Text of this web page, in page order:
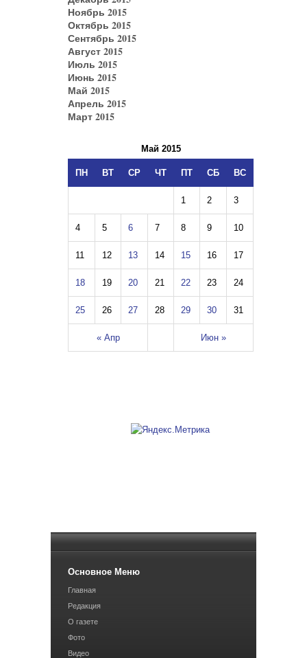
Ноябрь 2015
Октябрь 2015
Сентябрь 2015
Август 2015
Июль 2015
Июнь 2015
Май 2015
Апрель 2015
Март 2015
Май 2015
ПН ВТ СР ЧТ ПТ СБ ВС
« Апр Июн »
1 2 3
4 5 6 7 8 9 10
11 12 13 14 15 16 17
18 19 20 21 22 23 24
25 26 27 28 29 30 31
Основное Меню
Главная
Редакция
О газете
Фото
Видео